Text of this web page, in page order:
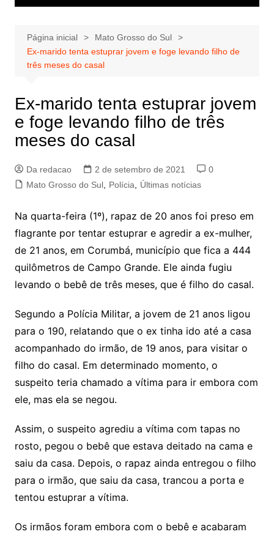
Página inicial
Mato Grosso do Sul
Ex-marido tenta estuprar jovem e foge levando filho de
três meses do casal
Ex-marido tenta estuprar jovem
e foge levando filho de três
meses do casal
Da redacao 2 de setembro de 2021
0
Mato Grosso do Sul, Polícia Últimas notícias
Na quarta-feira (1º), rapaz de 20 anos foi preso em
flagrante por tentar estuprar e agredir a ex-mulher,
de 21 anos, em Corumbá, município que fica a 444
quilômetros de Campo Grande. Ele ainda fugiu
levando o bebê de três meses, que é filho do casal.
Segundo a Polícia Militar, a jovem de 21 anos ligou
para o 190, relatando que o ex tinha ido até a casa
acompanhado do irmão, de 19 anos, para visitar o
filho do casal. Em determinado momento, o
suspeito teria chamado a vítima para ir embora com
ele, mas ela se negou.
Assim, o suspeito agrediu a vítima com tapas no
rosto, pegou o bebê que estava deitado na cama e
saiu da casa. Depois, o rapaz ainda entregou o filho
para o irmão, que saiu da casa, trancou a porta e
tentou estuprar a vítima.
Os irmãos foram embora com o bebê e acabaram